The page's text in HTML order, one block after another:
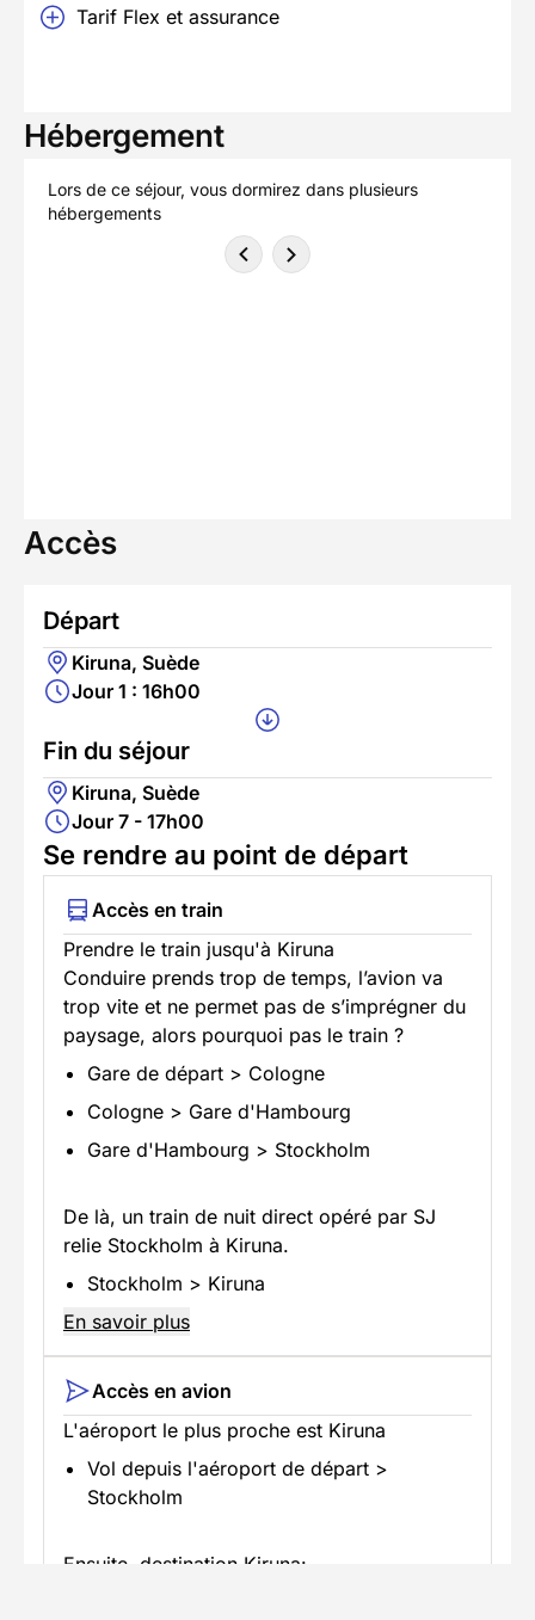
Tarif Flex et assurance
Hébergement
Lors de ce séjour, vous dormirez dans plusieurs
hébergements
Accès
Départ
Kiruna, Suède
Jour 1 : 16h00
Fin du séjour
Kiruna, Suède
Jour 7 - 17h00
Se rendre au point de départ
Accès en train
Prendre le train jusqu'à Kiruna
Conduire prends trop de temps, l’avion va
trop vite et ne permet pas de s’imprégner du
paysage, alors pourquoi pas le train ?
Gare de départ > Cologne
Cologne > Gare d'Hambourg
Gare d'Hambourg > Stockholm
De là, un train de nuit direct opéré par SJ
relie Stockholm à Kiruna.
Stockholm > Kiruna
En savoir plus
Accès en avion
L'aéroport le plus proche est Kiruna
Vol depuis l'aéroport de départ >
Stockholm
Ensuite, destination Kiruna: